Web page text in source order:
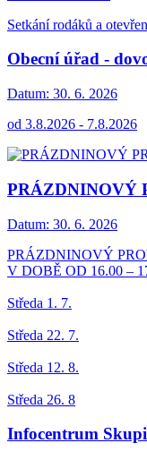
Setkání rodáků a
Obecní úřad -
Datum: 30. 6. 2026
od 3.8.2026 - 7.8.2026
PRÁZDNINOVÝ
Datum: 30. 6. 2026
PRÁZDNINOVÝ
V DOBĚ OD 16.00 –
Středa 1. 7.
Středa 22. 7.
Středa 12. 8.
Středa 26. 8
Infocentrum